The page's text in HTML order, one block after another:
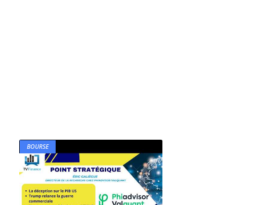
BOURSE